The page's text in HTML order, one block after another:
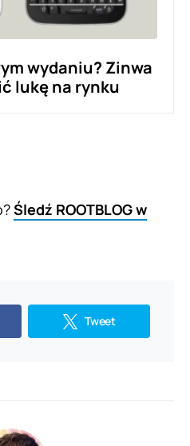
wydaniu? Zinwa
lukę na rynku
Śledź ROOTBLOG w
Tweet